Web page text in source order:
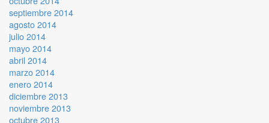
septiembre 2014
agosto 2014
julio 2014
mayo 2014
abril 2014
marzo 2014
enero 2014
diciembre 2013
noviembre 2013
octubre 2013